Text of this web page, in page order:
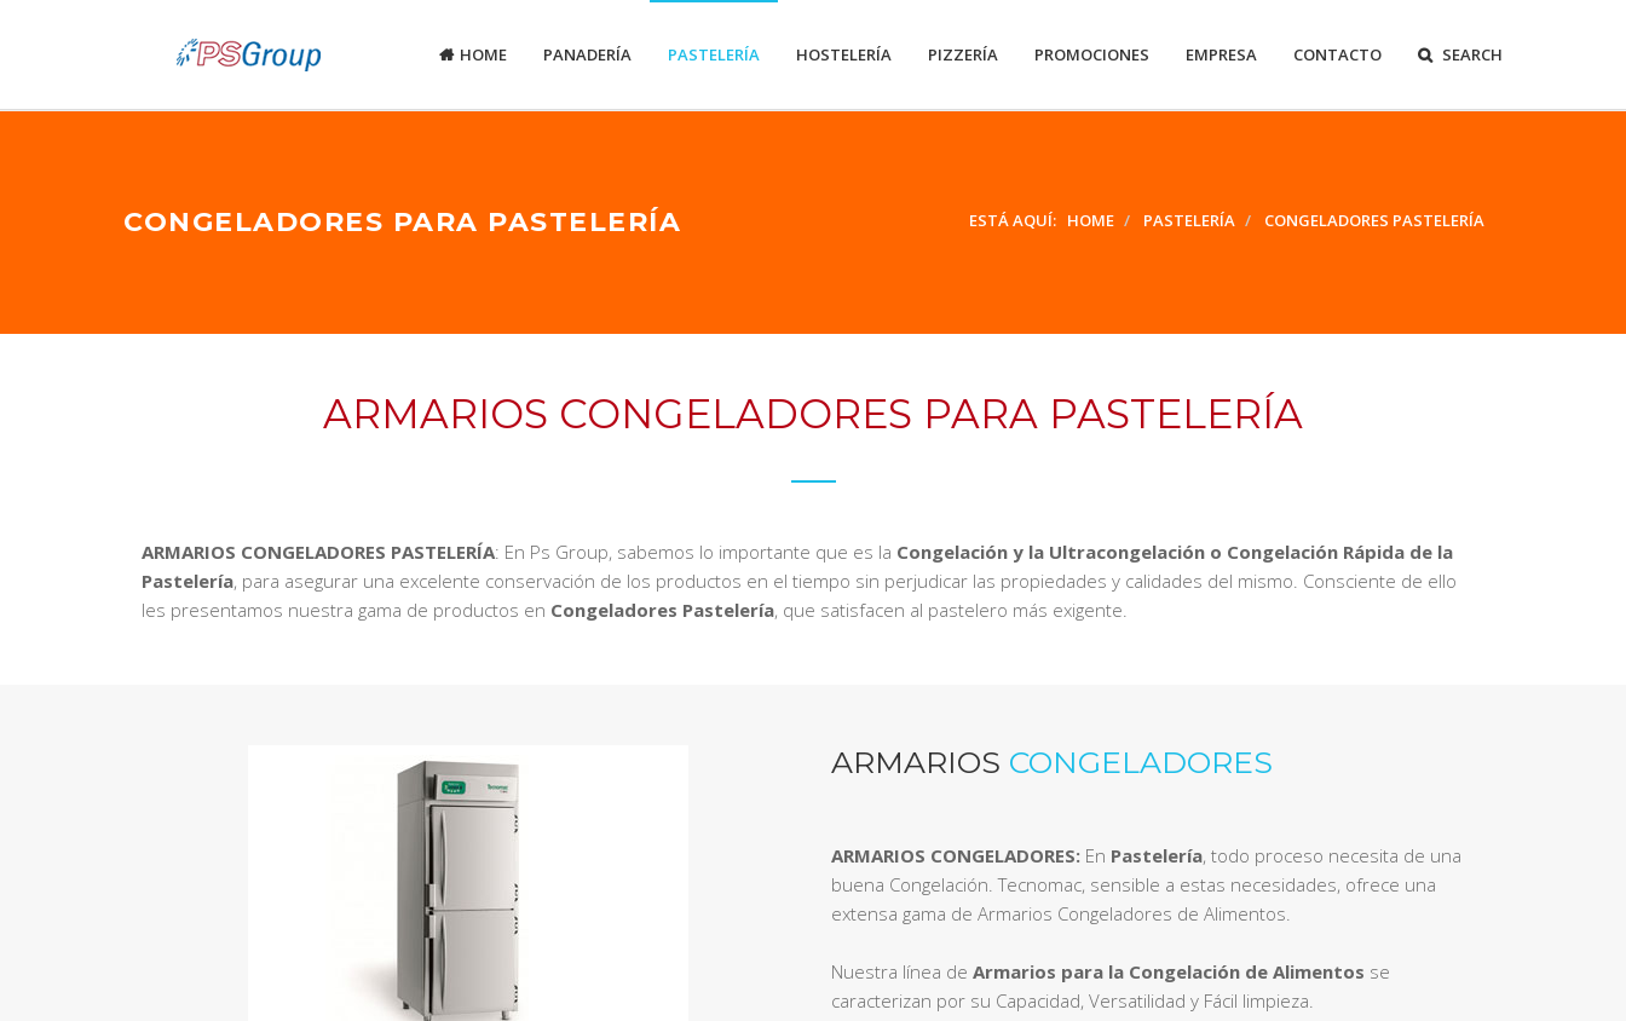
HOME PANADERÍA PASTELERÍA HOSTELERÍA PIZZERÍA PROMOCIONES EMPRESA CONTACTO SEARCH
CONGELADORES PARA PASTELERÍA ESTÁ AQUÍ: HOME PASTELERÍA CONGELADORES PASTELERÍA
ARMARIOS CONGELADORES PARA PASTELERÍA
ARMARIOS CONGELADORES PASTELERÍA: En Ps Group, sabemos lo importante que es la Congelación y la Ultracongelación o Congelación Rápida de la
Pastelería, para asegurar una excelente conservación de los productos en el tiempo sin perjudicar las propiedades y calidades del mismo. Consciente de ello
les presentamos nuestra gama de productos en Congeladores Pastelería, que satisfacen al pastelero más exigente.
ARMARIOS CONGELADORES
ARMARIOS CONGELADORES: En Pastelería, todo proceso necesita de una
buena Congelación. Tecnomac, sensible a estas necesidades, ofrece una
extensa gama de Armarios Congeladores de Alimentos.
Nuestra línea de Armarios para la Congelación de Alimentos se
caracterizan por su Capacidad, Versatilidad y Fácil limpieza.